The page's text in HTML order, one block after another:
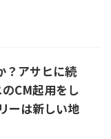
？アサヒに続
CM起用をし
ーは新しい地